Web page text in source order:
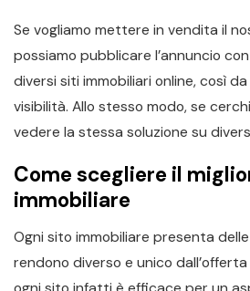
Se vogliamo mettere in vendita il
possiamo pubblicare l’annuncio
diversi siti immobiliari online, così
visibilità. Allo stesso modo, se
vedere la stessa soluzione su
Come scegliere il
immobiliare
Ogni sito immobiliare presenta
rendono diverso e unico